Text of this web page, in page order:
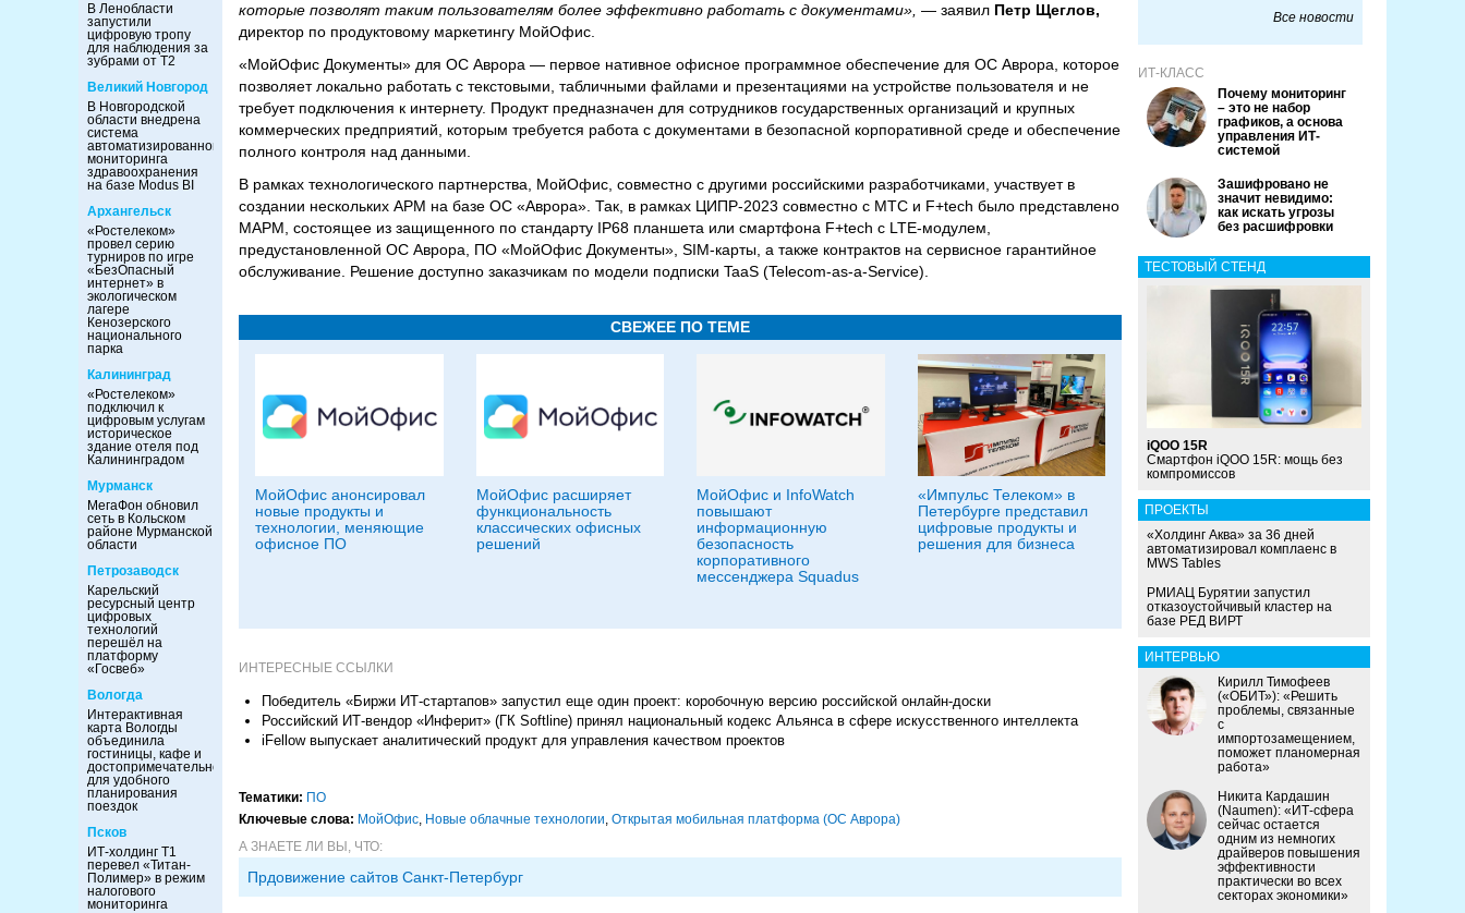
В Ленобласти
запустили
цифровую тропу
для наблюдения за
зубрами от Т2
Великий Новгород
В Новгородской
области внедрена
система
автоматизированного
мониторинга
здравоохранения
на базе Modus BI
Архангельск
«Ростелеком»
провел серию
турниров по игре
«БезОпасный
интернет» в
экологическом
лагере
Кенозерского
национального
парка
Калининград
«Ростелеком»
подключил к
цифровым услугам
историческое
здание отеля под
Калининградом
Мурманск
МегаФон обновил
сеть в Кольском
районе Мурманской
области
Петрозаводск
Карельский
ресурсный центр
цифровых
технологий
перешёл на
платформу
«Госвеб»
Вологда
Интерактивная
карта Вологды
объединила
гостиницы, кафе и
достопримечательности
для удобного
планирования
поездок
Псков
ИТ-холдинг Т1
перевел «Титан-
Полимер» в режим
налогового
мониторинга
которые позволят таким пользователям более эффективно работать с документами», — заявил Петр Щеглов,
директор по продуктовому маркетингу МойОфис.
«МойОфис Документы» для ОС Аврора — первое нативное офисное программное обеспечение для ОС Аврора, которое
позволяет локально работать с текстовыми, табличными файлами и презентациями на устройстве пользователя и не
требует подключения к интернету. Продукт предназначен для сотрудников государственных организаций и крупных
коммерческих предприятий, которым требуется работа с документами в безопасной корпоративной среде и обеспечение
полного контроля над данными.
В рамках технологического партнерства, МойОфис, совместно с другими российскими разработчиками, участвует в
создании нескольких АРМ на базе ОС «Аврора». Так, в рамках ЦИПР-2023 совместно с МТС и F+tech было представлено
МАРМ, состоящее из защищенного по стандарту IP68 планшета или смартфона F+tech с LTE-модулем,
предустановленной ОС Аврора, ПО «МойОфис Документы», SIM-карты, а также контрактов на сервисное гарантийное
обслуживание. Решение доступно заказчикам по модели подписки TaaS (Telecom-as-a-Service).
СВЕЖЕЕ ПО ТЕМЕ
МойОфис анонсировал
новые продукты и
технологии, меняющие
офисное ПО
МойОфис расширяет
функциональность
классических офисных
решений
МойОфис и InfoWatch
повышают
информационную
безопасность
корпоративного
мессенджера Squadus
«Импульс Телеком» в
Петербурге представил
цифровые продукты и
решения для бизнеса
ИНТЕРЕСНЫЕ ССЫЛКИ
Победитель «Биржи ИТ-стартапов» запустил еще один проект: коробочную версию российской онлайн-доски
Российский ИТ-вендор «Инферит» (ГК Softline) принял национальный кодекс Альянса в сфере искусственного интеллекта
iFellow выпускает аналитический продукт для управления качеством проектов
Тематики: ПО
Ключевые слова: МойОфис, Новые облачные технологии, Открытая мобильная платформа (ОС Аврора)
А ЗНАЕТЕ ЛИ ВЫ, ЧТО:
Прдовижение сайтов Санкт-Петербург
Все новости
ИТ-КЛАСС
Почему мониторинг
– это не набор
графиков, а основа
управления ИТ-
системой
Зашифровано не
значит невидимо:
как искать угрозы
без расшифровки
ТЕСТОВЫЙ СТЕНД
iQOO 15R
Смартфон iQOO 15R: мощь без
компромиссов
ПРОЕКТЫ
«Холдинг Аква» за 36 дней
автоматизировал комплаенс в
MWS Tables
РМИАЦ Бурятии запустил
отказоустойчивый кластер на
базе РЕД ВИРТ
ИНТЕРВЬЮ
Кирилл Тимофеев
(«ОБИТ»): «Решить
проблемы, связанные
с
импортозамещением,
поможет планомерная
работа»
Никита Кардашин
(Naumen): «ИТ-сфера
сейчас остается
одним из немногих
драйверов повышения
эффективности
практически во всех
секторах экономики»